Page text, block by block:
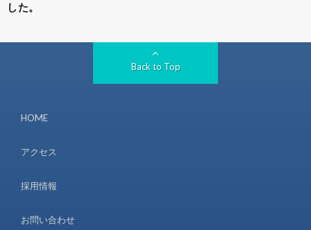
した。
Back to Top
HOME
アクセス
採用情報
お問い合わせ